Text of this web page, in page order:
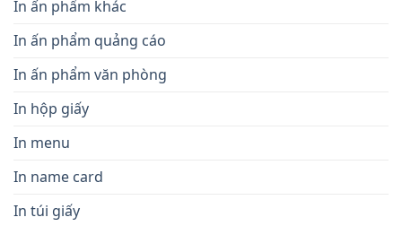
In ấn phẩm khác
In ấn phẩm quảng cáo
In ấn phẩm văn phòng
In hộp giấy
In menu
In name card
In túi giấy